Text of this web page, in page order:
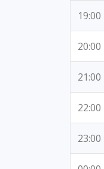
19:00
20:00
21:00
22:00
23:00